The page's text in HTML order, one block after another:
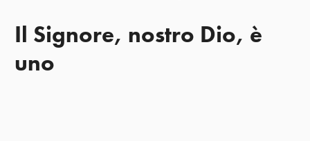
Il Signore, nostro Dio, è
uno